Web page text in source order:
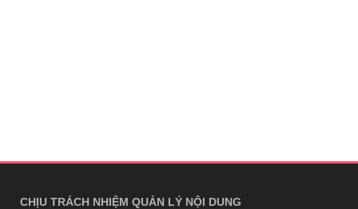
CHỊU TRÁCH NHIỆM QUẢN LÝ NỘI DUNG